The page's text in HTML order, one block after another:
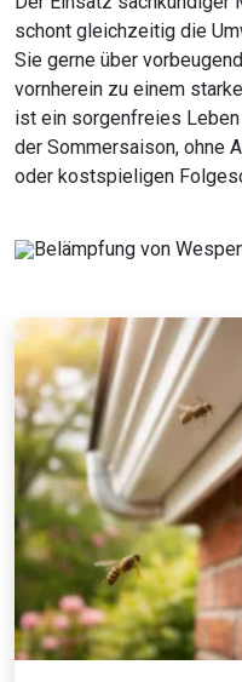
schont gleichzeitig die
Sie gerne über
vornherein zu einem
ist ein sorgenfreies Leben
der Sommersaison, ohne
oder kostspieligen